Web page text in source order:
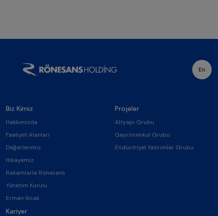
En
Biz Kimiz
Hakkımızda
Faaliyet Alanları
Değerlerimiz
Hikayemiz
Rakamlarla Rönesans
Yönetim Kurulu
Erman Ilıcak
Kariyer
Projeler
Altyapı Grubu
Gayrimenkul Grubu
Endüstriyel Yatırımlar Grubu